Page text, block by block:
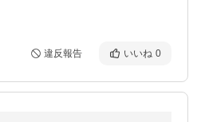
違反報告 いいね 0